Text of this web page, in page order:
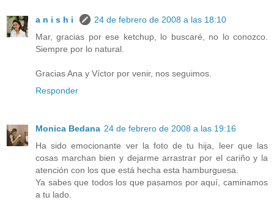
a n i s h i
24 de febrero de 2008 a las 18:10
Mar, gracias por ese ketchup, lo buscaré, no lo conozco.
Siempre por lo natural.
Gracias Ana y Víctor por venir, nos seguimos.
Responder
Monica Bedana 24 de febrero de 2008 a las 19:16
Ha sido emocionante ver la foto de tu hija, leer que las
cosas marchan bien y dejarme arrastrar por el cariño y la
atención con los que está hecha esta hamburguesa.
Ya sabes que todos los que pasamos por aquí, caminamos
a tu lado.